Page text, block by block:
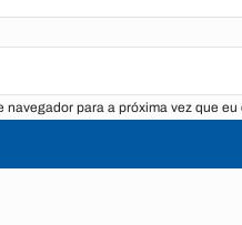
navegador para a próxima vez que eu